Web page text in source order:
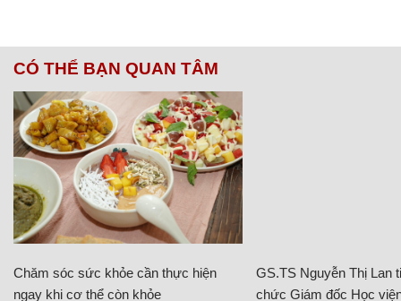
CÓ THỂ BẠN QUAN TÂM
Chăm sóc sức khỏe cần thực hiện
ngay khi cơ thể còn khỏe
GS.TS Nguyễn Thị Lan
chức Giám đốc Học